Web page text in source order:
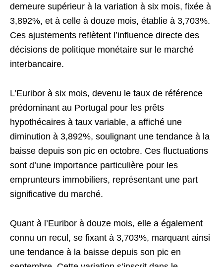
demeure supérieur à la variation à six mois, fixée à
3,892%, et à celle à douze mois, établie à 3,703%.
Ces ajustements reflètent l’influence directe des
décisions de politique monétaire sur le marché
interbancaire.
L’Euribor à six mois, devenu le taux de référence
prédominant au Portugal pour les prêts
hypothécaires à taux variable, a affiché une
diminution à 3,892%, soulignant une tendance à la
baisse depuis son pic en octobre. Ces fluctuations
sont d’une importance particulière pour les
emprunteurs immobiliers, représentant une part
significative du marché.
Quant à l’Euribor à douze mois, elle a également
connu un recul, se fixant à 3,703%, marquant ainsi
une tendance à la baisse depuis son pic en